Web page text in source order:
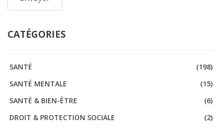
CATÉGORIES
SANTÉ
(198)
SANTÉ MENTALE
(15)
SANTÉ & BIEN-ÊTRE
(6)
DROIT & PROTECTION SOCIALE
(2)